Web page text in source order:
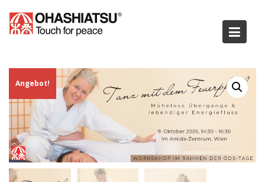
content
Angebot!